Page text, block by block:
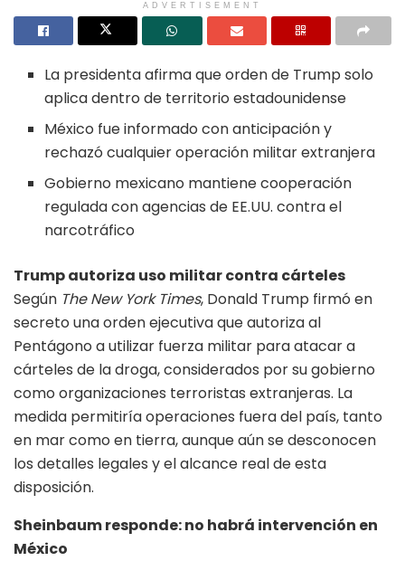
ADVERTISEMENT
La presidenta afirma que orden de Trump solo
aplica dentro de territorio estadounidense
México fue informado con anticipación y
rechazó cualquier operación militar extranjera
Gobierno mexicano mantiene cooperación
regulada con agencias de EE.UU. contra el
narcotráfico
Trump autoriza uso militar contra cárteles
Según The New York Times, Donald Trump firmó en
secreto una orden ejecutiva que autoriza al
Pentágono a utilizar fuerza militar para atacar a
cárteles de la droga, considerados por su gobierno
como organizaciones terroristas extranjeras. La
medida permitiría operaciones fuera del país, tanto
en mar como en tierra, aunque aún se desconocen
los detalles legales y el alcance real de esta
disposición.
Sheinbaum responde: no habrá intervención en
México